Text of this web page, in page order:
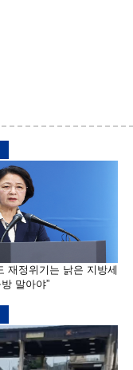
재정위기는 낡은 지방세
말아야”